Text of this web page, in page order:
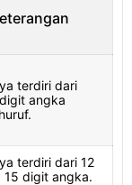
terdiri dari
angka
terdiri dari 12
15 digit angka.